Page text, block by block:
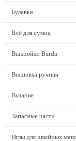
Булавки
Всё для сумок
Выкройки Burda
Вышивка ручная
Вязание
Запасные части
Иглы для швейных